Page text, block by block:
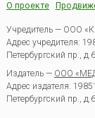
О проекте
Учредитель — ООО
Адрес учредителя:
Петербургский пр.,
Издатель — ООО
Адрес издателя:
Петербургский пр.,